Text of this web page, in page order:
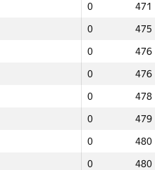
0
471
0
475
0
476
0
476
0
478
0
479
0
480
0
480
0
471
0
475
0
476
0
476
0
478
0
479
0
480
0
480